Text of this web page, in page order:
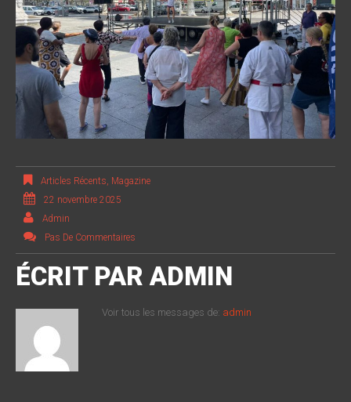
Articles Récents Magazine
22 novembre 2025
Admin
Pas De Commentaires
ÉCRIT PAR ADMIN
Voir tous les messages de: admin